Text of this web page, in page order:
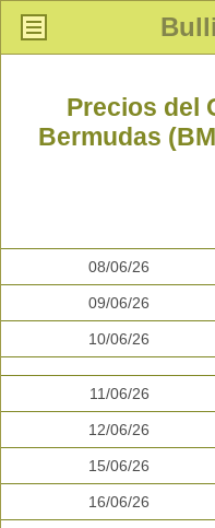
Precios del
Bermudas
08/06/26
09/06/26
10/06/26
11/06/26
12/06/26
15/06/26
16/06/26